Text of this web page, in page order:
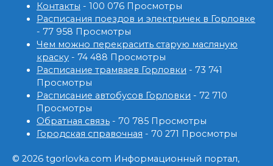
Контакты - 100 076 Просмотры
Расписания поездов и электричек в Горловке
- 77 958 Просмотры
Чем можно перекрасить старую масляную
краску - 74 488 Просмотры
Расписание трамваев Горловки - 73 741
Просмотры
Расписание автобусов Горловки - 72 710
Просмотры
Обратная связь - 70 785 Просмотры
Городская справочная - 70 271 Просмотры
© 2026 tgorlovka.com Информационный портал,